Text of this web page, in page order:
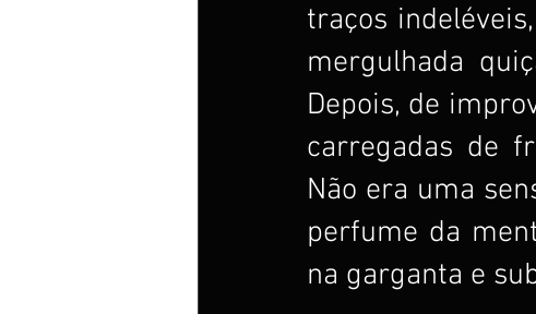
traços
mergulhada
Depois, de
carregadas de
Não era uma
perfume da
na garganta e